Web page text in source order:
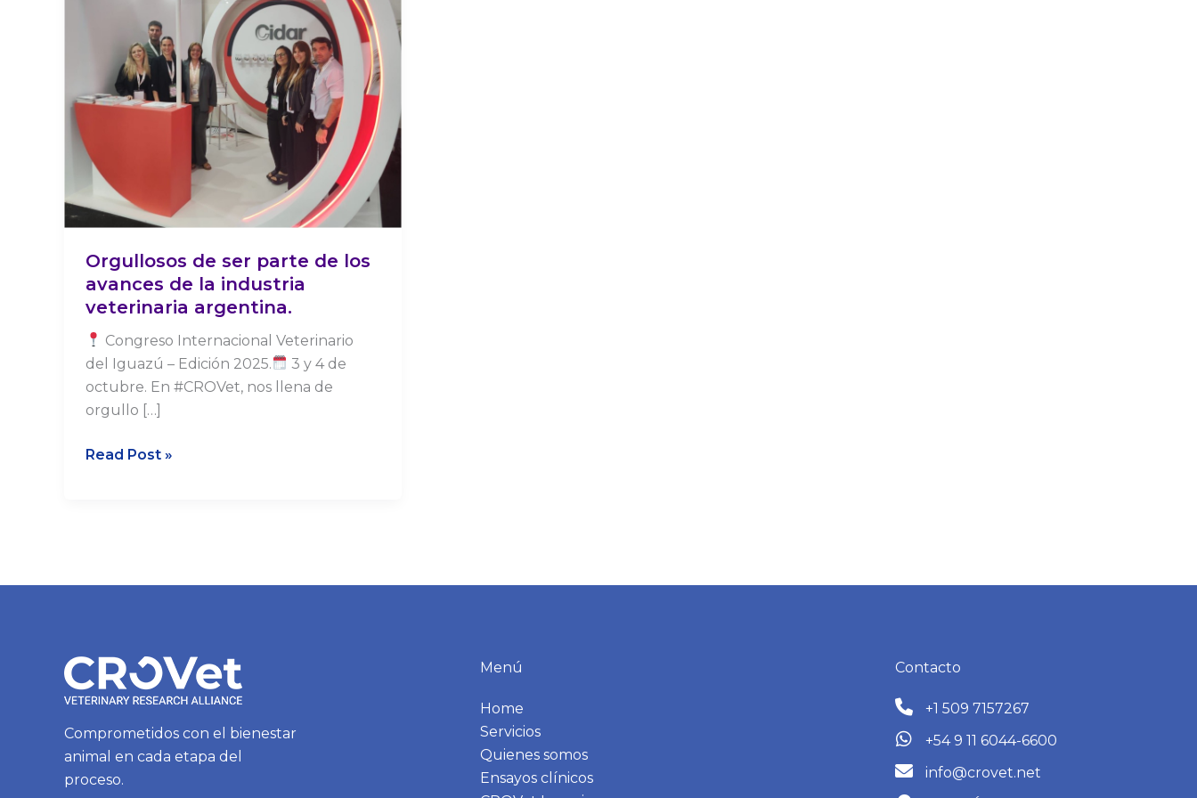
Orgullosos de ser parte de los
avances de la industria
veterinaria argentina.
Congreso Internacional Veterinario
del Iguazú – Edición 2025.
3 y 4 de
octubre. En #CROVet, nos llena de
orgullo […]
avances
industria
argentina.
Read Post »
Comprometidos con el bienestar
animal en cada etapa del
proceso.
Menú
Home
Servicios
Quienes somos
Ensayos clínicos
Contacto
+1 509 7157267
+54 9 11 6044-6600
info@crovet.net